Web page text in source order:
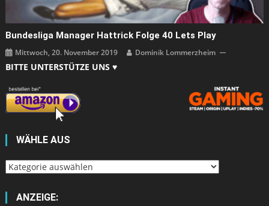
Bundesliga Manager Hattrick Folge 40 Lets Play
Mittwoch, 20. November 2019 Dominik Lommerzheim
BITTE UNTERSTÜTZE UNS ♥
WÄHLE AUS
Wähle
ANZEIGE: